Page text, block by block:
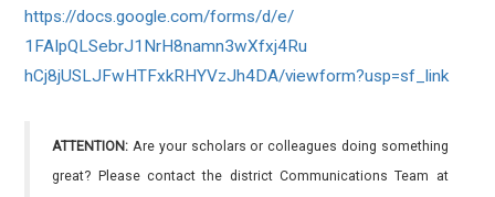
https://docs.google.com/forms/d/e/
1FAIpQLSebrJ1NrH8namn3wXfxj4Ru
hCj8jUSLJFwHTFxkRHYVzJh4DA/viewform?usp=sf_link
ATTENTION: Are your scholars or colleagues doing something
great? Please contact the district Communications Team at